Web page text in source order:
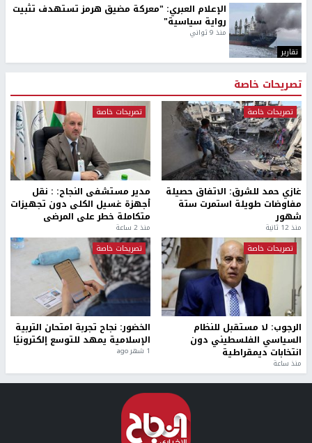
تقارير
الإعلام العبري: "معركة مضيق هرمز تستهدف تثبيت
رواية سياسية"
منذ 9 ثواني
تصريحات خاصة
تصريحات خاصة
غازي حمد للشرق: الاتفاق حصيلة
مفاوضات طويلة استمرت ستة
شهور
منذ 12 ثانية
تصريحات خاصة
مدير مستشفى النجاح: : نقل
أجهزة غسيل الكلى دون تجهيزات
متكاملة خطر على المرضى
منذ 2 ساعة
تصريحات خاصة
الرجوب: لا مستقبل للنظام
السياسي الفلسطيني دون
انتخابات ديمقراطية
منذ ساعة
تصريحات خاصة
الخضور: نجاح تجربة امتحان التربية
الإسلامية يمهد للتوسع إلكترونيًا
1 شهر ago